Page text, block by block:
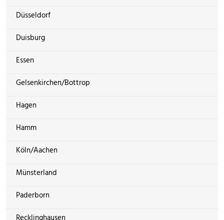
Düsseldorf
Duisburg
Essen
Gelsenkirchen/Bottrop
Hagen
Hamm
Köln/Aachen
Münsterland
Paderborn